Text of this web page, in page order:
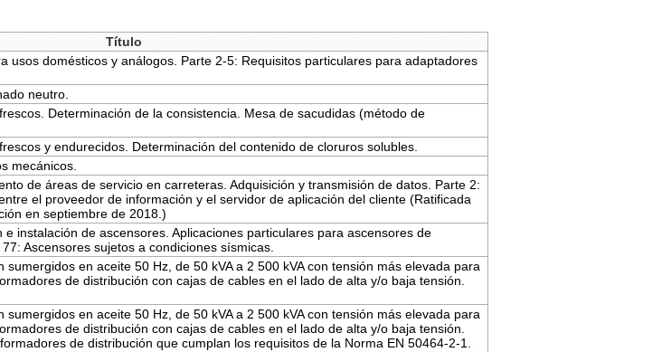
Título
usos domésticos y análogos. Parte 2-5: Requisitos particulares para adaptadores
neutro.
Determinación de la consistencia. Mesa de sacudidas (método de
y endurecidos. Determinación del contenido de cloruros solubles.
mecánicos.
de áreas de servicio en carreteras. Adquisición y transmisión de datos. Parte 2:
el proveedor de información y el servidor de aplicación del cliente (Ratificada
en septiembre de 2018.)
instalación de ascensores. Aplicaciones particulares para ascensores de
Ascensores sujetos a condiciones sísmicas.
en aceite 50 Hz, de 50 kVA a 2 500 kVA con tensión más elevada para
de distribución con cajas de cables en el lado de alta y/o baja tensión.
en aceite 50 Hz, de 50 kVA a 2 500 kVA con tensión más elevada para
de distribución con cajas de cables en el lado de alta y/o baja tensión.
de distribución que cumplan los requisitos de la Norma EN 50464-2-1.